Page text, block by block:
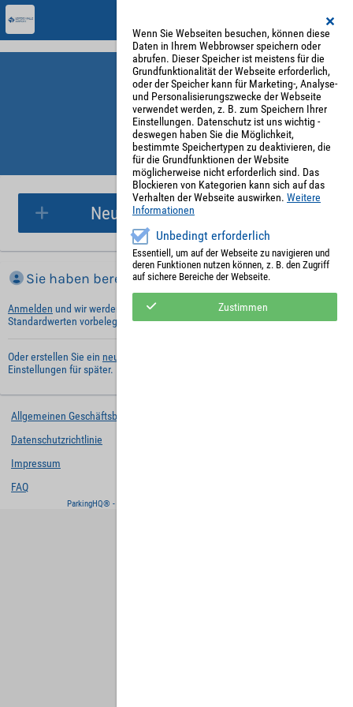
Parkplatzreservierung
Sie haben bereits ein Konto?
Anmelden und wir werden die notwendigen Informationen mit Ihren
Standardwerten vorbelegen.
Oder erstellen Sie ein neues Benutzerkonto
Einstellungen für später.
Neue Parkplatzreservierung
Allgemeinen Geschäftsbedingungen
Datenschutzrichtlinie
Impressum
FAQ
ParkingHQ® - eine Lösung von
Wenn Sie Webseiten besuchen, können diese
Daten in Ihrem Webbrowser speichern oder
abrufen. Dieser Speicher ist meistens für die
Grundfunktionalität der Webseite erforderlich,
oder der Speicher kann für Marketing-, Analyse-
und Personalisierungszwecke der Webseite
verwendet werden, z. B. zum Speichern Ihrer
Einstellungen. Datenschutz ist uns wichtig -
deswegen haben Sie die Möglichkeit,
bestimmte Speichertypen zu deaktivieren, die
für die Grundfunktionen der Website
möglicherweise nicht erforderlich sind. Das
Blockieren von Kategorien kann sich auf das
Verhalten der Webseite auswirken. Weitere
Informationen
Unbedingt erforderlich
Essentiell, um auf der Webseite zu navigieren und
deren Funktionen nutzen können, z. B. den Zugriff
auf sichere Bereiche der Webseite.
Zustimmen